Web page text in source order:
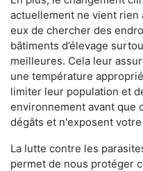
actuellement ne vient rien
eux de chercher des
bâtiments d’élevage
meilleures. Cela leur
une température
limiter leur population et
environnement avant que
dégâts et n'exposent
La lutte contre les
permet de nous protéger